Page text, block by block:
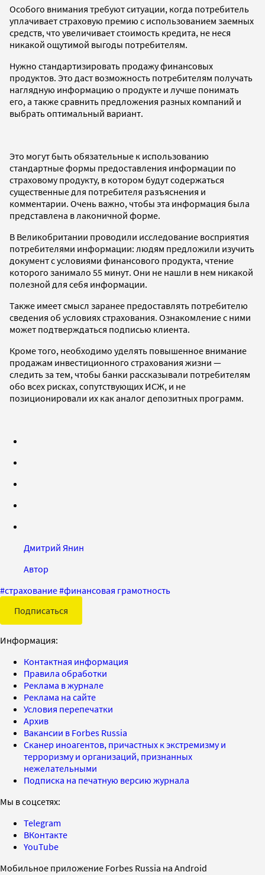
Особого внимания требуют ситуации, когда потребитель
уплачивает страховую премию с использованием заемных
средств, что увеличивает стоимость кредита, не неся
никакой ощутимой выгоды потребителям.
Нужно стандартизировать продажу финансовых
продуктов. Это даст возможность потребителям получать
наглядную информацию о продукте и лучше понимать
его, а также сравнить предложения разных компаний и
выбрать оптимальный вариант.
Это могут быть обязательные к использованию
стандартные формы предоставления информации по
страховому продукту, в котором будут содержаться
существенные для потребителя разъяснения и
комментарии. Очень важно, чтобы эта информация была
представлена в лаконичной форме.
В Великобритании проводили исследование восприятия
потребителями информации: людям предложили изучить
документ с условиями финансового продукта, чтение
которого занимало 55 минут. Они не нашли в нем никакой
полезной для себя информации.
Также имеет смысл заранее предоставлять потребителю
сведения об условиях страхования. Ознакомление с ними
может подтверждаться подписью клиента.
Кроме того, необходимо уделять повышенное внимание
продажам инвестиционного страхования жизни —
следить за тем, чтобы банки рассказывали потребителям
обо всех рисках, сопутствующих ИСЖ, и не
позиционировали их как аналог депозитных программ.
Дмитрий Янин
Автор
#страхование#финансовая грамотность
Подписаться
Информация:
Контактная информация
Правила обработки
Реклама в журнале
Реклама на сайте
Условия перепечатки
Архив
Вакансии в Forbes Russia
Сканер иноагентов, причастных к экстремизму и
терроризму и организаций, признанных
нежелательными
Подписка на печатную версию журнала
Мы в соцсетях:
Telegram
ВКонтакте
YouTube
Мобильное приложение Forbes Russia на Android